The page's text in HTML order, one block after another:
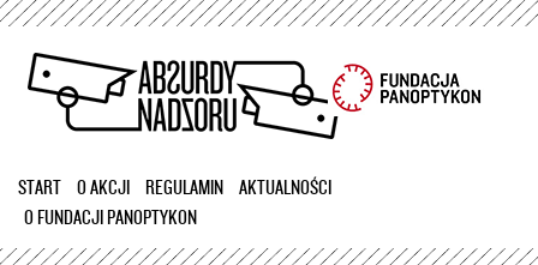
Przejdź
treści
START O AKCJI REGULAMIN
AKTUALNOŚCI
O FUNDACJI PANOPTYKON